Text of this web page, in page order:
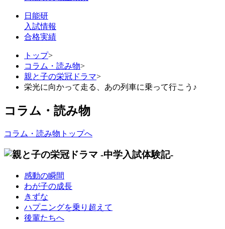
日能研
入試情報
合格実績
トップ>
コラム・読み物>
親と子の栄冠ドラマ>
栄光に向かって走る、あの列車に乗って行こう♪
コラム・読み物
コラム・読み物トップへ
感動の瞬間
わが子の成長
きずな
ハプニングを乗り超えて
後輩たちへ